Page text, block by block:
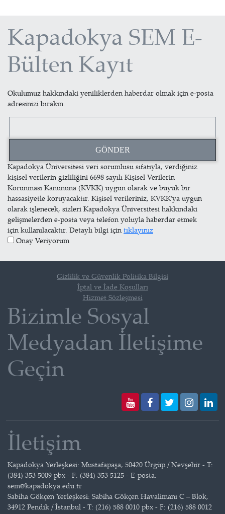
Kapadokya SEM E-
Bülten Kayıt
Okulumuz hakkındaki yeniliklerden haberdar olmak için e-posta
adresinizi bırakın.
Kapadokya Üniversitesi veri sorumlusu sıfatıyla, verdiğiniz
kişisel verilerin gizliliğini 6698 sayılı Kişisel Verilerin
Korunması Kanununa (KVKK) uygun olarak ve büyük bir
hassasiyetle koruyacaktır. Kişisel verileriniz, KVKK’ya uygun
olarak işlenecek, sizleri Kapadokya Üniversitesi hakkındaki
gelişmelerden e-posta veya telefon yoluyla haberdar etmek
için kullanılacaktır. Detaylı bilgi için tıklayınız
Onay Veriyorum
Gizlilik ve Güvenlik Politika Bilgisi
İptal ve İade Koşulları
Hizmet Sözleşmesi
Bizimle Sosyal
Medyadan İletişime
Geçin
İletişim
Kapadokya Yerleşkesi: Mustafapaşa, 50420 Ürgüp / Nevşehir - T:
(384) 353 5009 pbx - F: (384) 353 5125 - E-posta:
sem@kapadokya.edu.tr
Sabiha Gökçen Yerleşkesi: Sabiha Gökçen Havalimanı C – Blok,
34912 Pendik / İstanbul - T: (216) 588 0010 pbx - F: (216) 588 0012